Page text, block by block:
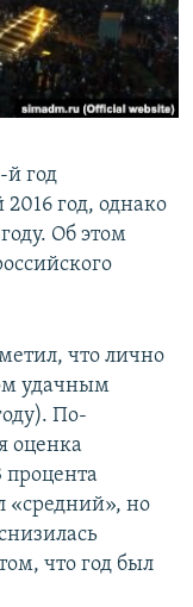
й год
год, однако
Об этом
что лично
удачным
По-
оценка
процента
«средний», но
что год был